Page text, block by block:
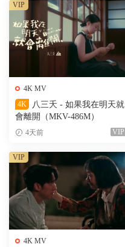
4K MV
4K
八三夭 - 如果我在明天就
會離開（MKV-486M）
4天前 VIP
VIP
4K MV
VIP